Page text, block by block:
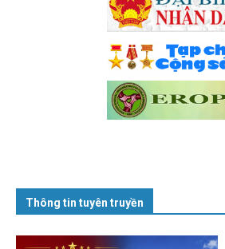
Thông tin tuyên truyền